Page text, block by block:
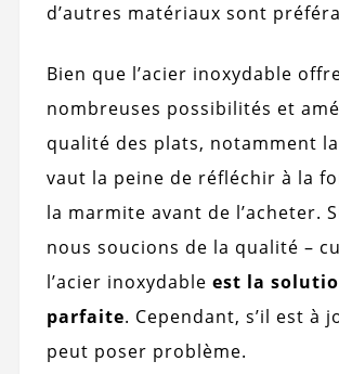
d’autres matériaux sont
Bien que l’acier inoxydable
nombreuses possibilités et
qualité des plats, notamment
vaut la peine de réfléchir à la
la marmite avant de l’acheter.
nous soucions de la qualité –
l’acier inoxydable est la
parfaite. Cependant, s’il est à
peut poser problème.